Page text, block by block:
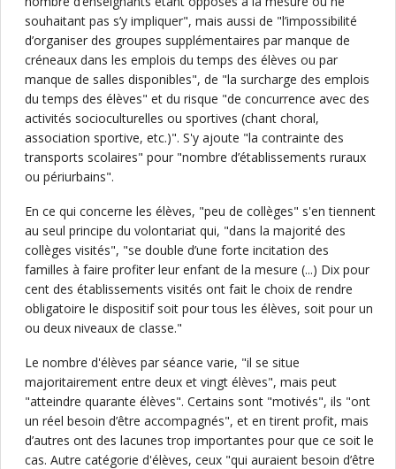
souhaitant pas s’y impliquer", mais aussi de "l’impossibilité
d’organiser des groupes supplémentaires par manque de
créneaux dans les emplois du temps des élèves ou par
manque de salles disponibles", de "la surcharge des emplois
du temps des élèves" et du risque "de concurrence avec des
activités socioculturelles ou sportives (chant choral,
association sportive, etc.)". S'y ajoute "la contrainte des
transports scolaires" pour "nombre d’établissements ruraux
ou périurbains".
En ce qui concerne les élèves, "peu de collèges" s'en tiennent
au seul principe du volontariat qui, "dans la majorité des
collèges visités", "se double d’une forte incitation des
familles à faire profiter leur enfant de la mesure (...) Dix pour
cent des établissements visités ont fait le choix de rendre
obligatoire le dispositif soit pour tous les élèves, soit pour un
ou deux niveaux de classe."
Le nombre d'élèves par séance varie, "il se situe
majoritairement entre deux et vingt élèves", mais peut
"atteindre quarante élèves". Certains sont "motivés", ils "ont
un réel besoin d’être accompagnés", et en tirent profit, mais
d’autres ont des lacunes trop importantes pour que ce soit le
cas. Autre catégorie d'élèves, ceux "qui auraient besoin d’être